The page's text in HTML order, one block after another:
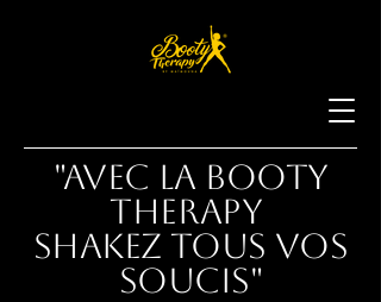
"Avec la Booty
Therapy
Shakez tous vos
soucis"